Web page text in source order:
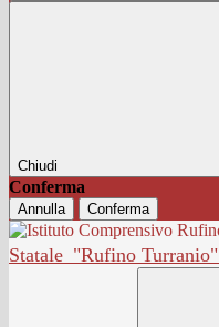
Chiudi
Conferma
Annulla Conferma
Statale "Rufino Turranio"